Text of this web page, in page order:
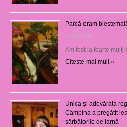
Parcă eram
12/03/2025
Am fost la foarte mulţi
Citeşte mai mult »
Unica și adevărata
Câmpina a pregătit
sărbătorile de iarnă